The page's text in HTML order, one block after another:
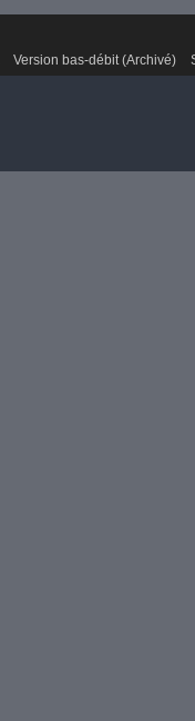
Version bas-débit (Archivé)